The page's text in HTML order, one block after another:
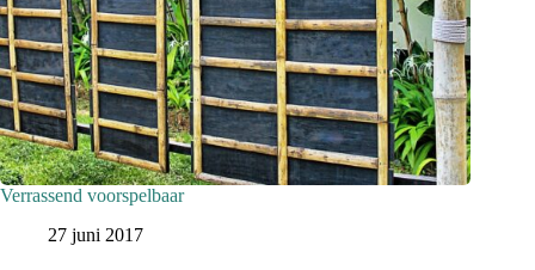
Verrassend voorspelbaar
27 juni 2017